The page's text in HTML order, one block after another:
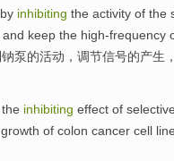
by inhibiting the activity of the
and keep the high-frequency
钠泵的活动 ， 调节信号的产生
the inhibiting effect of selective
growth of colon cancer cell